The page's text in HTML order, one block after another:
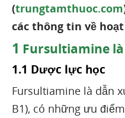
(trungtamthuoc.com
các thông tin về
1 Fursultiamine là
1.1 Dược lực học
Fursultiamine là dẫn
B1), có những ưu